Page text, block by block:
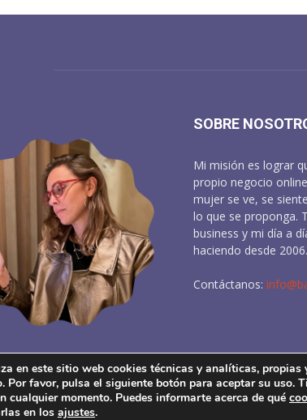
SOBRE
Mi misión es lograr
propio negocio
mujer se ve, se
lo que se proponga.
business y mi día a
haciendo desde 2006.
Contáctanos:
About Aviso Legal Pol. Cookies
2006-2024
en este sitio web cookies técnicas y analíticas, propias
Por favor, pulsa el siguiente botón para aceptar su uso.
cualquier momento. Puedes informarte acerca de qué
en los ajustes.